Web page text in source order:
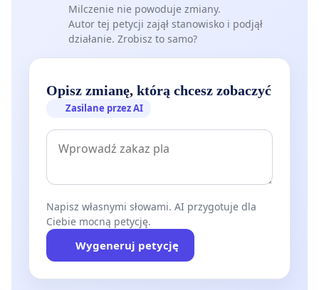
Milczenie nie powoduje zmiany.
Autor tej petycji zajął stanowisko i podjął
działanie. Zrobisz to samo?
Opisz zmianę, którą chcesz zobaczyć
Zasilane przez AI
Napisz własnymi słowami. AI przygotuje dla
Ciebie mocną petycję.
Wygeneruj petycję